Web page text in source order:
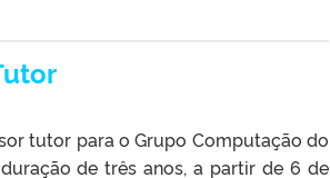
tutor para o Grupo Computação do
de três anos, a partir de 6 de